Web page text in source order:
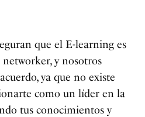
que el E-learning es
y nosotros
ya que no existe
como un líder en la
tus conocimientos y